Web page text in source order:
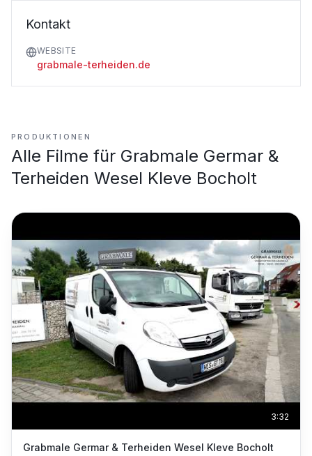
Kontakt
WEBSITE
grabmale-terheiden.de
PRODUKTIONEN
Alle Filme für Grabmale Germar &
Terheiden Wesel Kleve Bocholt
3:32
Grabmale Germar & Terheiden Wesel Kleve Bocholt